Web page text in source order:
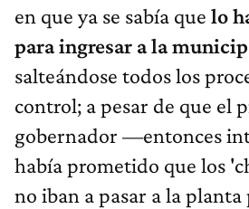
en que ya se sabía que lo
para ingresar a la
salteándose todos los
control; a pesar de que el
gobernador —entonces
había prometido que los
no iban a pasar a la